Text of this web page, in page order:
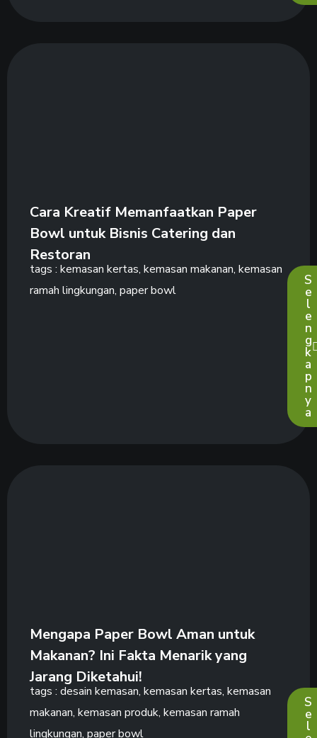
Cara Kreatif Memanfaatkan Paper
Bowl untuk Bisnis Catering dan
Restoran
tags : kemasan kertas, kemasan makanan, kemasan
ramah lingkungan, paper bowl
S
e
l
e
n
g
k
a
p
n
y
a
Mengapa Paper Bowl Aman untuk
Makanan? Ini Fakta Menarik yang
Jarang Diketahui!
tags : desain kemasan, kemasan kertas, kemasan
makanan, kemasan produk, kemasan ramah
lingkungan, paper bowl
S
e
l